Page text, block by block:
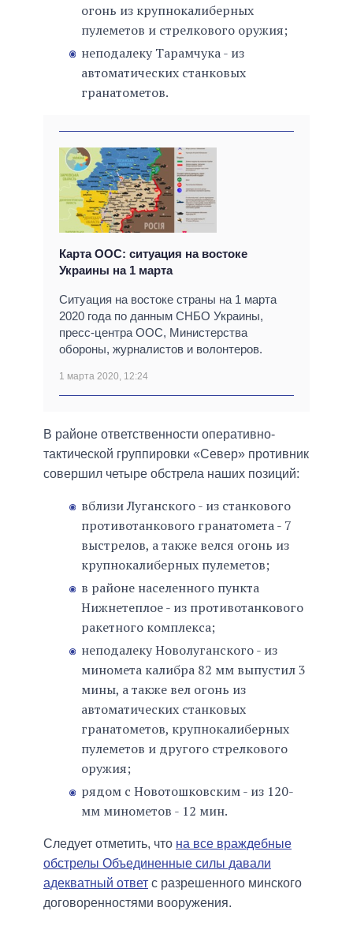
огонь из крупнокалиберных
пулеметов и стрелкового оружия;
неподалеку Тарамчука - из
автоматических станковых
гранатометов.
Карта ООС: ситуация на востоке
Украины на 1 марта
Ситуация на востоке страны на 1 марта
2020 года по данным СНБО Украины,
пресс-центра ООС, Министерства
обороны, журналистов и волонтеров.
1 марта 2020, 12:24
В районе ответственности оперативно-
тактической группировки «Север» противник
совершил четыре обстрела наших позиций:
вблизи Луганского - из станкового
противотанкового гранатомета - 7
выстрелов, а также велся огонь из
крупнокалиберных пулеметов;
в районе населенного пункта
Нижнетеплое - из противотанкового
ракетного комплекса;
неподалеку Новолуганского - из
миномета калибра 82 мм выпустил 3
мины, а также вел огонь из
автоматических станковых
гранатометов, крупнокалиберных
пулеметов и другого стрелкового
оружия;
рядом с Новотошковским - из 120-
мм минометов - 12 мин.
Следует отметить, что на все враждебные
обстрелы Объединенные силы давали
адекватный ответ с разрешенного минского
договоренностями вооружения.